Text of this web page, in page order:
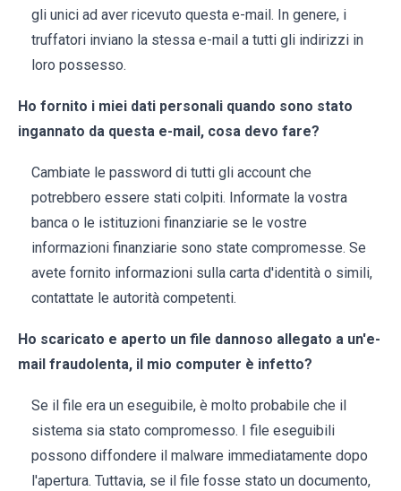
gli unici ad aver ricevuto questa e-mail. In genere, i
truffatori inviano la stessa e-mail a tutti gli indirizzi in
loro possesso.
Ho fornito i miei dati personali quando sono stato
ingannato da questa e-mail, cosa devo fare?
Cambiate le password di tutti gli account che
potrebbero essere stati colpiti. Informate la vostra
banca o le istituzioni finanziarie se le vostre
informazioni finanziarie sono state compromesse. Se
avete fornito informazioni sulla carta d'identità o simili,
contattate le autorità competenti.
Ho scaricato e aperto un file dannoso allegato a un'e-
mail fraudolenta, il mio computer è infetto?
Se il file era un eseguibile, è molto probabile che il
sistema sia stato compromesso. I file eseguibili
possono diffondere il malware immediatamente dopo
l'apertura. Tuttavia, se il file fosse stato un documento,